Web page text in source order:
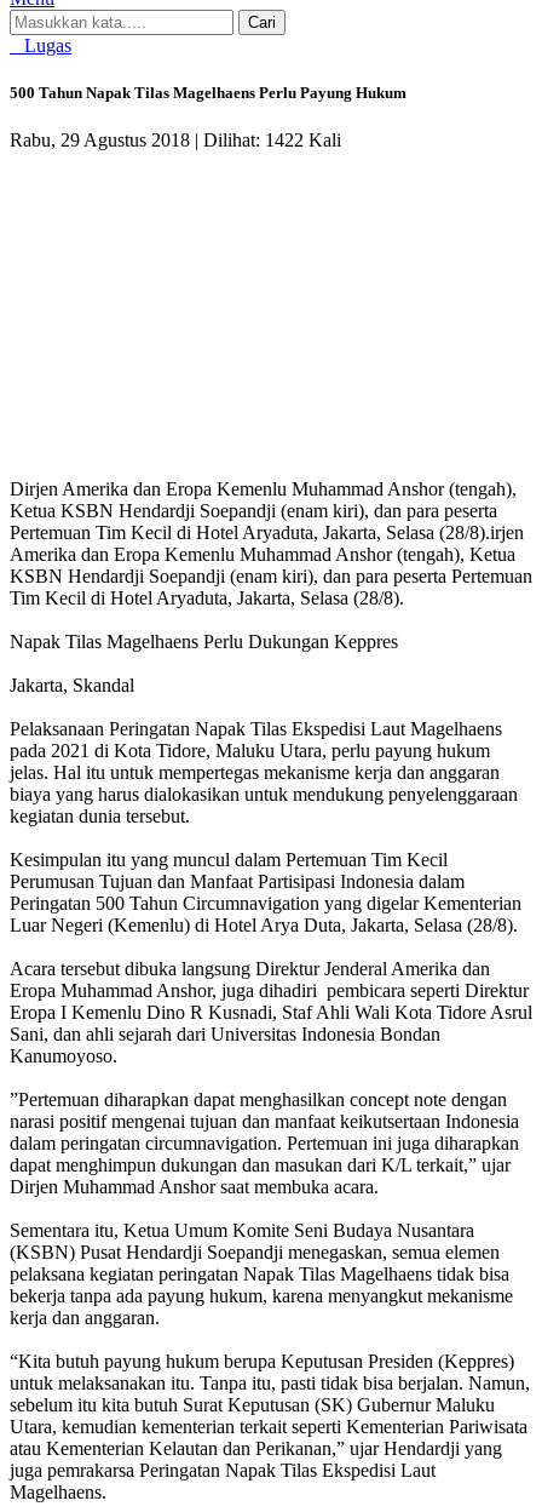
Cari
Lugas
500 Tahun Napak Tilas Magelhaens Perlu Payung Hukum
Rabu, 29 Agustus 2018 | Dilihat: 1422 Kali
Dirjen Amerika dan Eropa Kemenlu Muhammad Anshor (tengah),
Ketua KSBN Hendardji Soepandji (enam kiri), dan para peserta
Pertemuan Tim Kecil di Hotel Aryaduta, Jakarta, Selasa (28/8).irjen
Amerika dan Eropa Kemenlu Muhammad Anshor (tengah), Ketua
KSBN Hendardji Soepandji (enam kiri), dan para peserta Pertemuan
Tim Kecil di Hotel Aryaduta, Jakarta, Selasa (28/8).
Napak Tilas Magelhaens Perlu Dukungan Keppres
Jakarta, Skandal
Pelaksanaan Peringatan Napak Tilas Ekspedisi Laut Magelhaens
pada 2021 di Kota Tidore, Maluku Utara, perlu payung hukum
jelas. Hal itu untuk mempertegas mekanisme kerja dan anggaran
biaya yang harus dialokasikan untuk mendukung penyelenggaraan
kegiatan dunia tersebut.
Kesimpulan itu yang muncul dalam Pertemuan Tim Kecil
Perumusan Tujuan dan Manfaat Partisipasi Indonesia dalam
Peringatan 500 Tahun Circumnavigation yang digelar Kementerian
Luar Negeri (Kemenlu) di Hotel Arya Duta, Jakarta, Selasa (28/8).
Acara tersebut dibuka langsung Direktur Jenderal Amerika dan
Eropa Muhammad Anshor, juga dihadiri pembicara seperti Direktur
Eropa I Kemenlu Dino R Kusnadi, Staf Ahli Wali Kota Tidore Asrul
Sani, dan ahli sejarah dari Universitas Indonesia Bondan
Kanumoyoso.
”Pertemuan diharapkan dapat menghasilkan concept note dengan
narasi positif mengenai tujuan dan manfaat keikutsertaan Indonesia
dalam peringatan circumnavigation. Pertemuan ini juga diharapkan
dapat menghimpun dukungan dan masukan dari K/L terkait,” ujar
Dirjen Muhammad Anshor saat membuka acara.
Sementara itu, Ketua Umum Komite Seni Budaya Nusantara
(KSBN) Pusat Hendardji Soepandji menegaskan, semua elemen
pelaksana kegiatan peringatan Napak Tilas Magelhaens tidak bisa
bekerja tanpa ada payung hukum, karena menyangkut mekanisme
kerja dan anggaran.
“Kita butuh payung hukum berupa Keputusan Presiden (Keppres)
untuk melaksanakan itu. Tanpa itu, pasti tidak bisa berjalan. Namun,
sebelum itu kita butuh Surat Keputusan (SK) Gubernur Maluku
Utara, kemudian kementerian terkait seperti Kementerian Pariwisata
atau Kementerian Kelautan dan Perikanan,” ujar Hendardji yang
juga pemrakarsa Peringatan Napak Tilas Ekspedisi Laut
Magelhaens.